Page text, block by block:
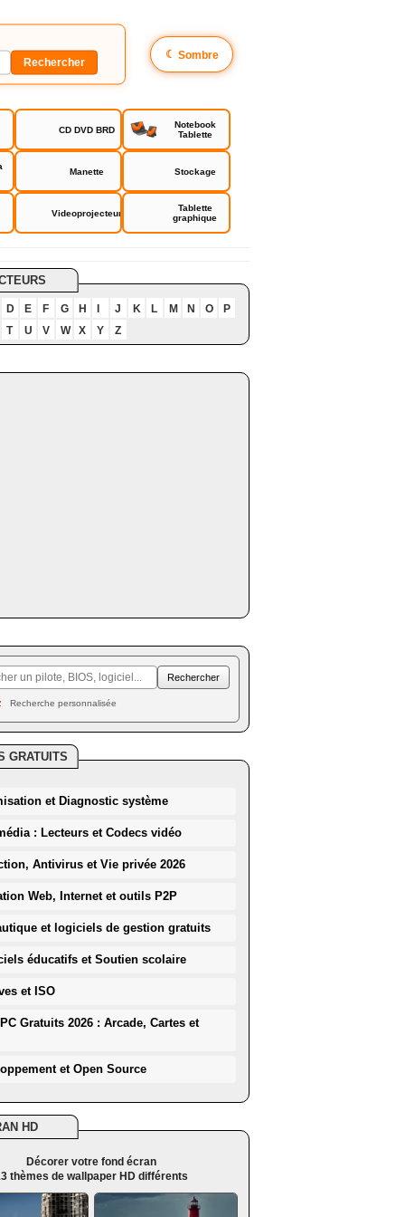
☾ Sombre
CD DVD BRD
Notebook
Tablette
Manette Stockage
Videoprojecteur
Tablette
graphique
D E F G H J K L M N O
P
T
U V W X Y Z
Recherche personnalisée
GRATUITS
et Diagnostic système
: Lecteurs et Codecs vidéo
Antivirus et Vie privée 2026
Web, Internet et outils P2P
et logiciels de gestion gratuits
éducatifs et Soutien scolaire
et ISO
Gratuits 2026 : Arcade, Cartes et
et Open Source
HD
Décorer votre fond écran
thèmes de wallpaper HD différents